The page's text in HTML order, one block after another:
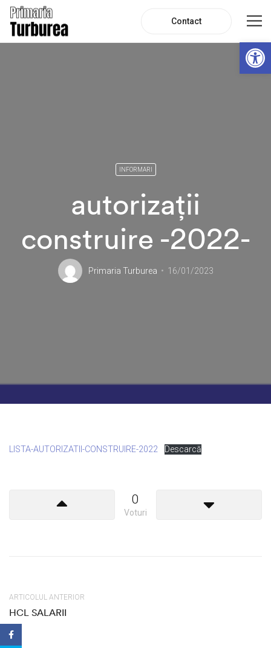
Contact
INFORMARI
autorizații
construire -2022-
Primaria Turburea 16/01/2023
LISTA-AUTORIZATII-CONSTRUIRE-2022 Descarcă
0
Voturi
ARTICOLUL ANTERIOR
HCL SALARII